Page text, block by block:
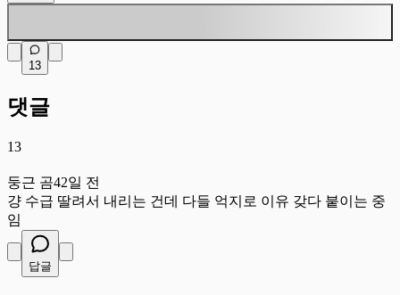
13
댓글
13
둥근 곰42일 전
걍 수급 딸려서 내리는 건데 다들 억지로 이유 갖다 붙이는 중
임
답글